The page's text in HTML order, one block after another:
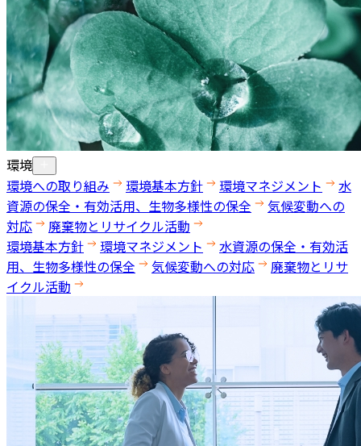
環境
環境への取り組み
環境基本方針 環境マネジメント
水
資源の保全・有効活用、生物多様性の保全
気候変動への
対応
廃棄物とリサイクル活動
環境基本方針
環境マネジメント
水資源の保全・有効活
用、生物多様性の保全
気候変動への対応
廃棄物とリサ
イクル活動